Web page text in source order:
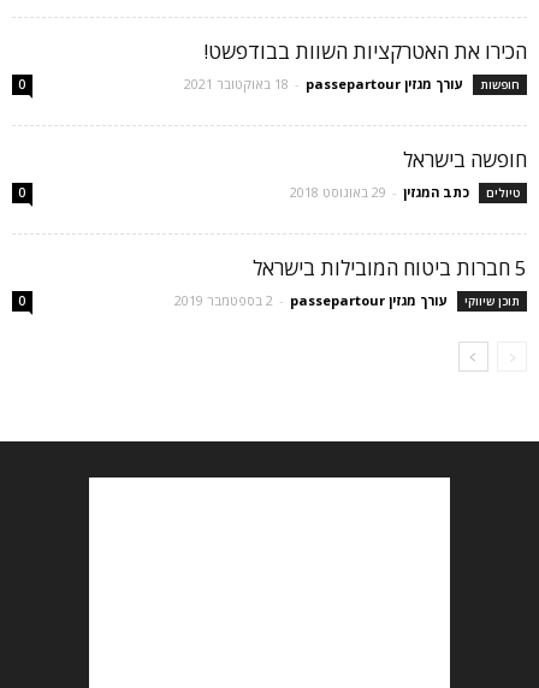
הכירו את האטרקציות השוות בבודפשט!
חופשות עורך מגזין passepartour - 18 באוקטובר 2021 0
חופשה בישראל
טיולים כתב המגזין - 29 באוגוסט 2018 0
5 חברות ביטוח המובילות בישראל
תוכן שיווקי עורך מגזין passepartour - 2 בספטמבר 2019 0